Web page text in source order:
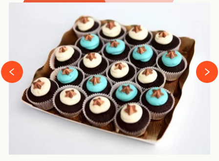
‹
›